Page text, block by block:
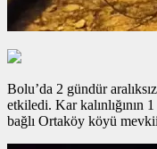
Bolu’da 2 gündür
etkiledi. Kar kalınlığının
bağlı Ortaköy köyü